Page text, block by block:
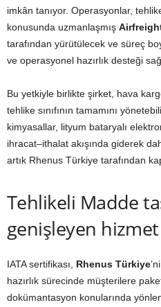
imkân tanıyor. Operasyonlar,
konusunda uzmanlaşmış
tarafından yürütülecek ve süreç
ve operasyonel hazırlık desteği
Bu yetkiyle birlikte şirket, hava
tehlike sınıfının tamamını
kimyasallar, lityum bataryalı
ihracat–ithalat akışında giderek
artık Rhenus Türkiye tarafından
Tehlikeli Madde
genişleyen
IATA sertifikası, Rhenus Türkiye
hazırlık sürecinde müşterilere
dokümantasyon konularında